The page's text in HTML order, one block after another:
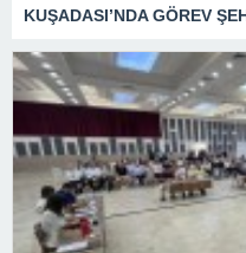
KUŞADASI’NDA GÖREV